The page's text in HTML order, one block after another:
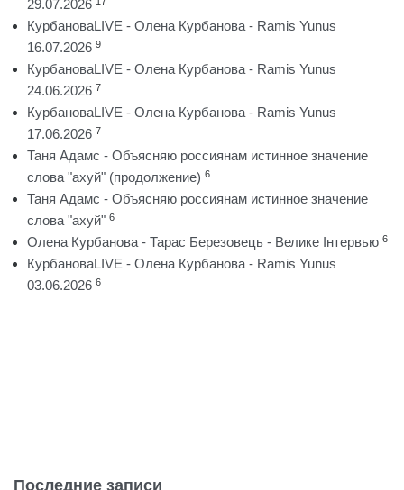
29.07.2026
КурбановаLIVE - Олена Курбанова - Ramis Yunus
16.07.2026 9
КурбановаLIVE - Олена Курбанова - Ramis Yunus
24.06.2026 7
КурбановаLIVE - Олена Курбанова - Ramis Yunus
17.06.2026 7
Таня Адамс - Объясняю россиянам истинное значение
слова "ахуй" (продолжение) 6
Таня Адамс - Объясняю россиянам истинное значение
слова "ахуй" 6
Олена Курбанова - Тарас Березовець - Велике Інтервью 6
КурбановаLIVE - Олена Курбанова - Ramis Yunus
03.06.2026 6
Последние записи